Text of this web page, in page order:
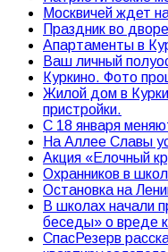
Москвичей ждет
Праздник во
Апартаменты в
Ваш личный
Куркино. Фото
Жилой дом в
пристройки.
С 18 января
На Аллее Славы
Акция «Елочный
Охранников в
Остановка на
В школах начали
беседы» о вреде
СпасРезерв